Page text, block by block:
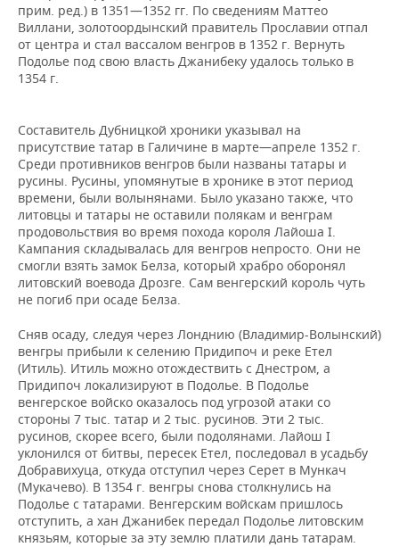
прим. ред.) в 1351—1352 гг. По сведениям Маттео
Виллани, золотоордынский правитель Прославии отпал
от центра и стал вассалом венгров в 1352 г. Вернуть
Подолье под свою власть Джанибеку удалось только в
1354 г.
Составитель Дубницкой хроники указывал на
присутствие татар в Галичине в марте—апреле 1352 г.
Среди противников венгров были названы татары и
русины. Русины, упомянутые в хронике в этот период
времени, были волынянами. Было указано также, что
литовцы и татары не оставили полякам и венграм
продовольствия во время похода короля Лайоша І.
Кампания складывалась для венгров непросто. Они не
смогли взять замок Белза, который храбро оборонял
литовский воевода Дрозге. Сам венгерский король чуть
не погиб при осаде Белза.
Сняв осаду, следуя через Лонднию (Владимир-Волынский)
венгры прибыли к селению Придипоч и реке Етел
(Итиль). Итиль можно отождествить с Днестром, а
Придипоч локализируют в Подолье. В Подолье
венгерское войско оказалось под угрозой атаки со
стороны 7 тыс. татар и 2 тыс. русинов. Эти 2 тыс.
русинов, скорее всего, были подолянами. Лайош І
уклонился от битвы, пересек Етел, последовал в усадьбу
Добравихуца, откуда отступил через Серет в Мункач
(Мукачево). В 1354 г. венгры снова столкнулись на
Подолье с татарами. Венгерским войскам пришлось
отступить, а хан Джанибек передал Подолье литовским
князьям, которые за эту землю платили дань татарам.